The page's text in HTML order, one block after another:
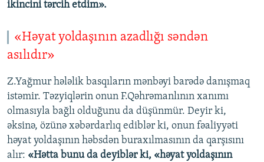
ikincini tərcih etdim».
«Həyat yoldaşının azadlığı səndən
asılıdır»
Z.Yağmur hələlik basqıların mənbəyi barədə danışmaq
istəmir. Təzyiqlərin onun F.Qəhrəmanlının xanımı
olmasıyla bağlı olduğunu da düşünmür. Deyir ki,
əksinə, özünə xəbərdarlıq ediblər ki, onun fəaliyyəti
həyat yoldaşının həbsdən buraxılmasının da qarşısını
alır: «Hətta bunu da deyiblər ki, «həyat yoldaşının